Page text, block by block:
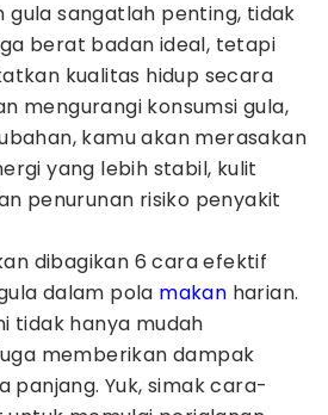
gula sangatlah penting, tidak
berat badan ideal, tetapi
kualitas hidup secara
mengurangi konsumsi gula,
kamu akan merasakan
yang lebih stabil, kulit
penurunan risiko penyakit
dibagikan 6 cara efektif
dalam pola makan harian.
tidak hanya mudah
memberikan dampak
panjang. Yuk, simak cara-